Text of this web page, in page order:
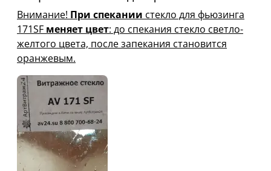
Внимание! При спекании стекло для фьюзинга
171SF меняет цвет: до спекания стекло светло-
желтого цвета, после запекания становится
оранжевым.